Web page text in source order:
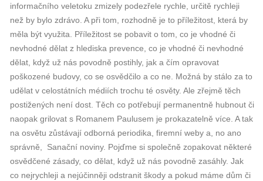
informačního veletoku zmizely podezřele rychle, určitě rychleji
než by bylo zdrávo. A při tom, rozhodně je to příležitost, která by
měla být využita. Příležitost se pobavit o tom, co je vhodné či
nevhodné dělat z hlediska prevence, co je vhodné či nevhodné
dělat, když už nás povodně postihly, jak a čím opravovat
poškozené budovy, co se osvědčilo a co ne. Možná by stálo za to
udělat v celostátních médiích trochu té osvěty. Ale zřejmě těch
postižených není dost. Těch co potřebují permanentně hubnout či
naopak grilovat s Romanem Paulusem je prokazatelně více. A tak
na osvětu zůstávají odborná periodika, firemní weby a, no ano
správně, Sanační noviny. Pojďme si společně zopakovat některé
osvědčené zásady, co dělat, když už nás povodně zasáhly. Jak
co nejrychleji a nejúčinněji odstranit škody a pokud máme dům či